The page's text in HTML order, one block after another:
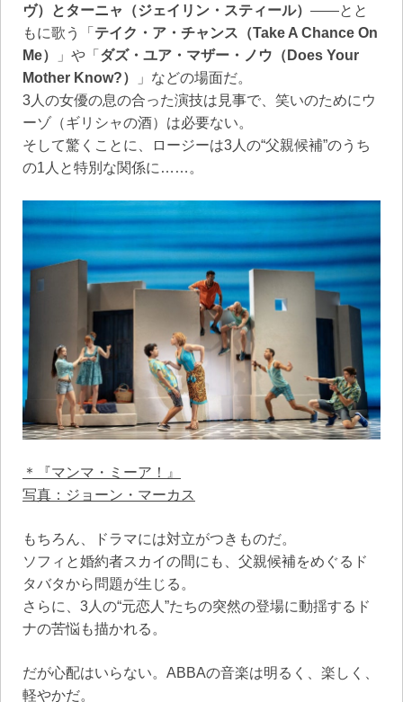
ヴ）とターニャ（ジェイリン・スティール） ――とと
もに歌う「 テイク・ア・チャンス（Take A Chance On
Me）
」や「 ダズ・ユア・マザー・ノウ（Does Your
Mother Know?）
」などの場面だ。
3人の女優の息の合った演技は見事で、笑いのためにウ
ーゾ（ギリシャの酒）は必要ない。
そして驚くことに、ロージーは3人の“父親候補”のうち
の1人と特別な関係に……。
＊『マンマ・ミーア！』
写真：ジョーン・マーカス
もちろん、ドラマには対立がつきものだ。
ソフィと婚約者スカイの間にも、父親候補をめぐるド
タバタから問題が生じる。
さらに、3人の“元恋人”たちの突然の登場に動揺するド
ナの苦悩も描かれる。
だが心配はいらない。ABBAの音楽は明るく、楽しく、
軽やかだ。